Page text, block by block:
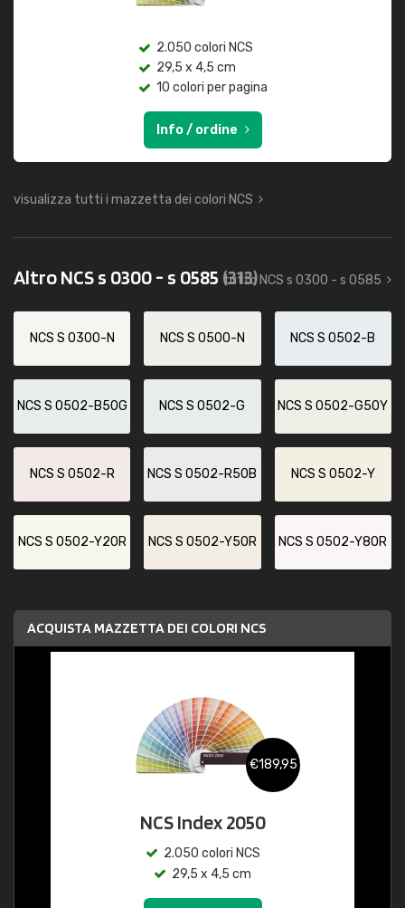
2.050 colori NCS
29,5 x 4,5 cm
10 colori per pagina
Info / ordine
visualizza tutti i mazzetta dei colori NCS
Altro NCS s 0300 - s 0585 (313)
tutto NCS s 0300 - s 0585
NCS S 0300-N NCS S 0500-N NCS S 0502-B
NCS S 0502-B50G NCS S 0502-G NCS S 0502-G50Y
NCS S 0502-R NCS S 0502-R50B NCS S 0502-Y
NCS S 0502-Y20R NCS S 0502-Y50R NCS S 0502-Y80R
ACQUISTA MAZZETTA DEI COLORI NCS
€189,95
NCS Index 2050
2.050 colori NCS
29,5 x 4,5 cm